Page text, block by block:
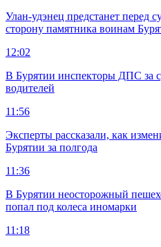
Улан-удэнец предстанет перед
сторону памятника воинам
12:02
В Бурятии инспекторы ДПС за
водителей
11:56
Эксперты рассказали, как
Бурятии за полгода
11:36
В Бурятии неосторожный
попал под колеса иномарки
11:18